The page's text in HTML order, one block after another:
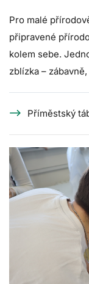
Pro malé
připravené
kolem sebe.
zblízka –
Příměstský